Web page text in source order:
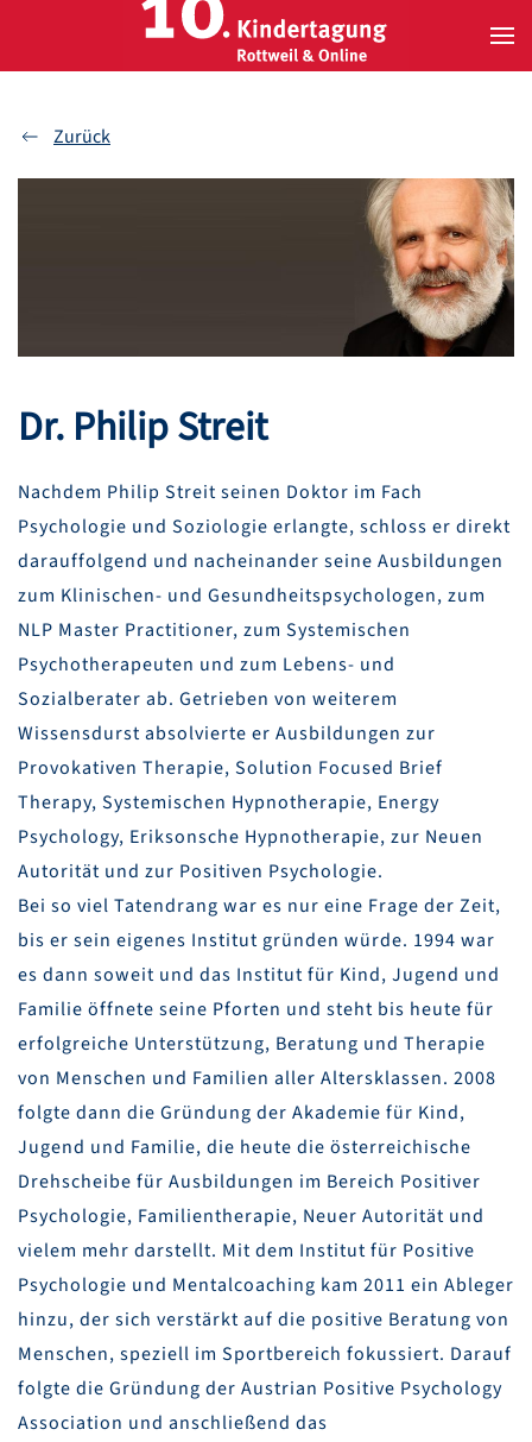
Zum Hauptinhalt springen
Zurück
Dr. Philip Streit
Nachdem Philip Streit seinen Doktor im Fach
Psychologie und Soziologie erlangte, schloss er direkt
darauffolgend und nacheinander seine Ausbildungen
zum Klinischen- und Gesundheitspsychologen, zum
NLP Master Practitioner, zum Systemischen
Psychotherapeuten und zum Lebens- und
Sozialberater ab. Getrieben von weiterem
Wissensdurst absolvierte er Ausbildungen zur
Provokativen Therapie, Solution Focused Brief
Therapy, Systemischen Hypnotherapie, Energy
Psychology, Eriksonsche Hypnotherapie, zur Neuen
Autorität und zur Positiven Psychologie.
Bei so viel Tatendrang war es nur eine Frage der Zeit,
bis er sein eigenes Institut gründen würde. 1994 war
es dann soweit und das Institut für Kind, Jugend und
Familie öffnete seine Pforten und steht bis heute für
erfolgreiche Unterstützung, Beratung und Therapie
von Menschen und Familien aller Altersklassen. 2008
folgte dann die Gründung der Akademie für Kind,
Jugend und Familie, die heute die österreichische
Drehscheibe für Ausbildungen im Bereich Positiver
Psychologie, Familientherapie, Neuer Autorität und
vielem mehr darstellt. Mit dem Institut für Positive
Psychologie und Mentalcoaching kam 2011 ein Ableger
hinzu, der sich verstärkt auf die positive Beratung von
Menschen, speziell im Sportbereich fokussiert. Darauf
folgte die Gründung der Austrian Positive Psychology
Association und anschließend das